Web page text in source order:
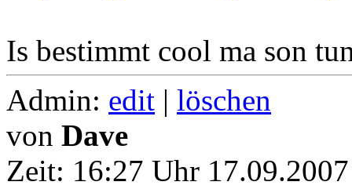
Is bestimmt cool ma son
Admin: edit | löschen
von Dave
Zeit: 16:27 Uhr